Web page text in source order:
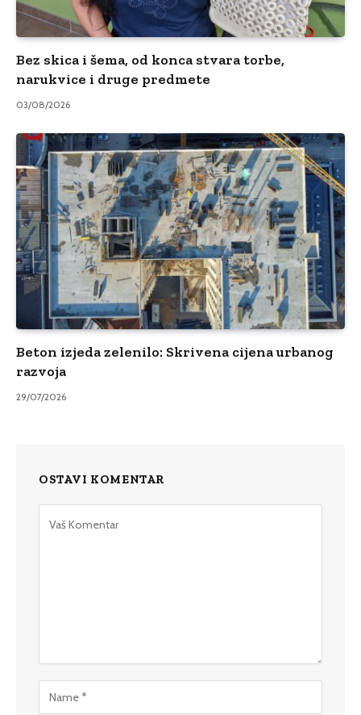
Bez skica i šema, od konca stvara torbe,
narukvice i druge predmete
03/08/2026
Beton izjeda zelenilo: Skrivena cijena urbanog
razvoja
29/07/2026
OSTAVI KOMENTAR